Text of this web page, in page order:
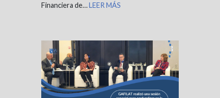
Financiera de…LEER MÁS